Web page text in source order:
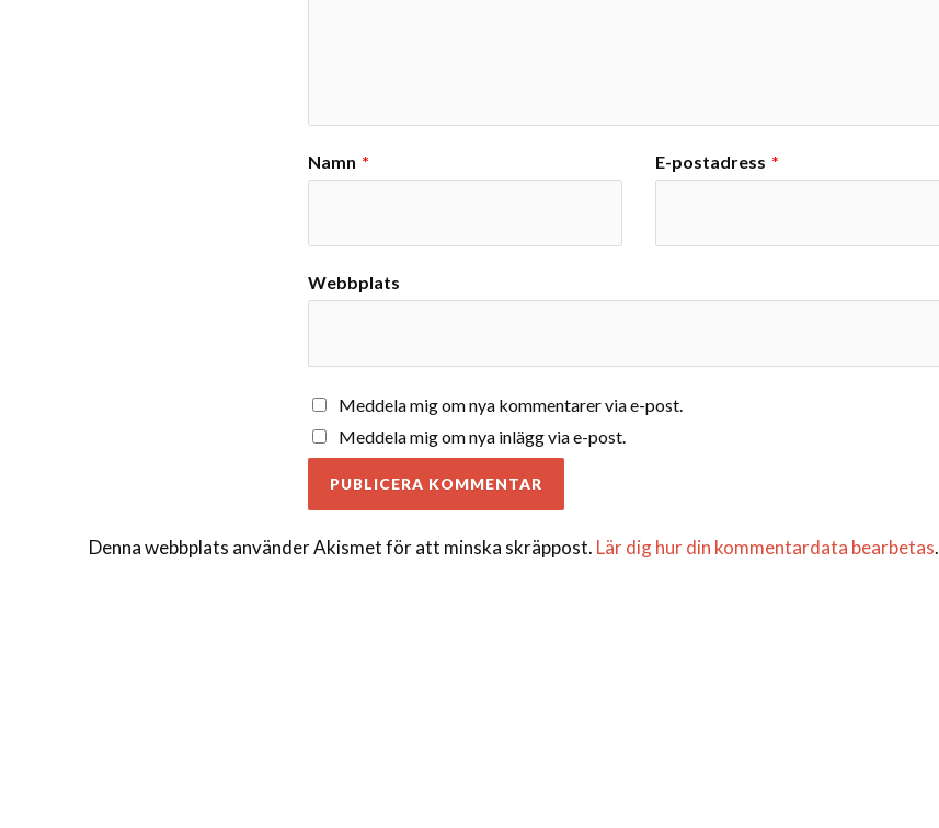
Namn * E-postadress *
Webbplats
Meddela mig om nya kommentarer via e-post.
Meddela mig om nya inlägg via e-post.
Denna webbplats använder Akismet för att minska skräppost. Lär dig hur din kommentardata bearbetas.